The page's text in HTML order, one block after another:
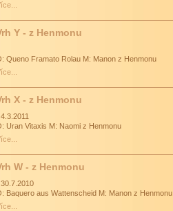
Y - z Henmonu
Queno Framato Rolau M: Manon z Henmonu
X - z Henmonu
Uran Vitaxis M: Naomi z Henmonu
W - z Henmonu
Baquero aus Wattenscheid M: Manon z Henmonu